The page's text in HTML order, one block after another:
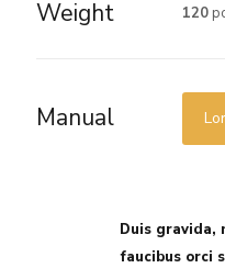
Weight 120
Manual
Duis gravida,
faucibus orci